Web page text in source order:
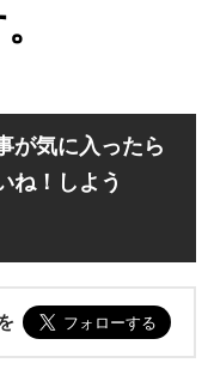
が気に入ったら
ね！しよう